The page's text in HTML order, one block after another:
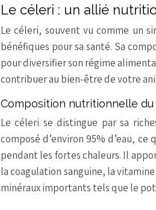
Le céleri : un allié
Le céleri, souvent vu comme un
bénéfiques pour sa santé. Sa
pour diversifier son régime
contribuer au bien-être de votre
Composition nutritionnelle
Le céleri se distingue par sa
composé d’environ 95% d’eau,
pendant les fortes chaleurs. Il
la coagulation sanguine, la
minéraux importants tels que le